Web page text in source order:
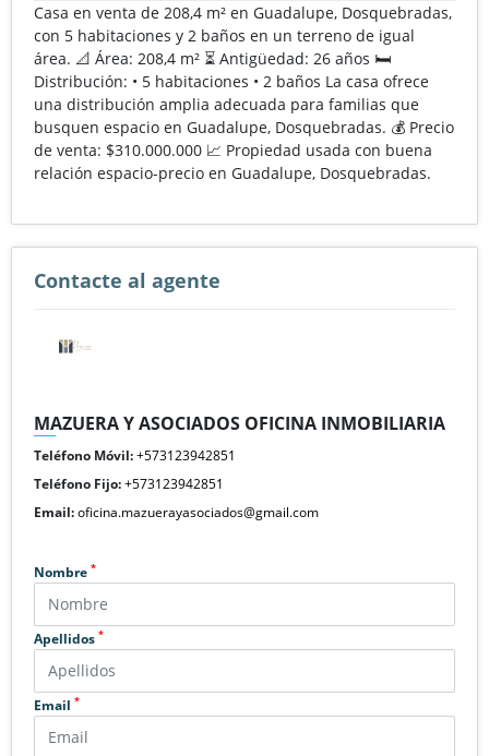
Casa en venta de 208,4 m² en Guadalupe, Dosquebradas,
con 5 habitaciones y 2 baños en un terreno de igual
área. 📐 Área: 208,4 m² ⏳ Antigüedad: 26 años 🛏️
Distribución: • 5 habitaciones • 2 baños La casa ofrece
una distribución amplia adecuada para familias que
busquen espacio en Guadalupe, Dosquebradas. 💰 Precio
de venta: $310.000.000 📈 Propiedad usada con buena
relación espacio-precio en Guadalupe, Dosquebradas.
Contacte al agente
MAZUERA Y ASOCIADOS OFICINA INMOBILIARIA
Teléfono Móvil:+573123942851
Teléfono Fijo:+573123942851
Email:oficina.mazuerayasociados@gmail.com
Nombre *
Apellidos *
Email *